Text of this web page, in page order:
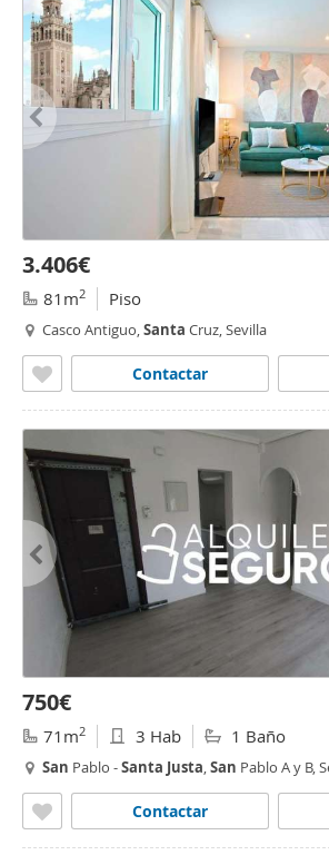
3.406€
81m2 Piso
Casco Antiguo,Santa Cruz, Sevilla
Contactar
750€
71m2 3 Hab 1 Baño
San Pablo -Santa Justa,San Pablo A y B,
Contactar